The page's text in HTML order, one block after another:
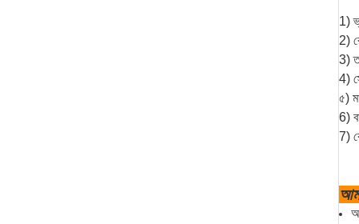
1)
2)
3)
4)
৫)
6)
7)